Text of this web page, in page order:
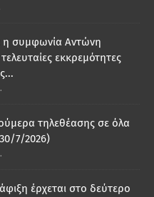
η συμφωνία Αντώνη
εκκρεμότητες
τηλεθέασης σε όλα
7/2026)
έρχεται στο δεύτερο